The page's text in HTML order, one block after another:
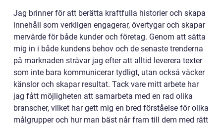
Jag brinner för att berätta kraftfulla historier och skapa
innehåll som verkligen engagerar, övertygar och skapar
mervärde för både kunder och företag. Genom att sätta
mig in i både kundens behov och de senaste trenderna
på marknaden strävar jag efter att alltid leverera texter
som inte bara kommunicerar tydligt, utan också väcker
känslor och skapar resultat. Tack vare mitt arbete har
jag fått möjligheten att samarbeta med en rad olika
branscher, vilket har gett mig en bred förståelse för olika
målgrupper och hur man bäst når fram till dem med rätt